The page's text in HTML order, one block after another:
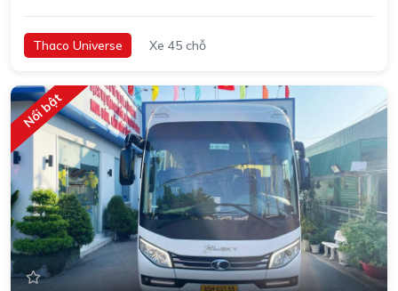
Thaco Universe Xe 45 chỗ
Nổi bật